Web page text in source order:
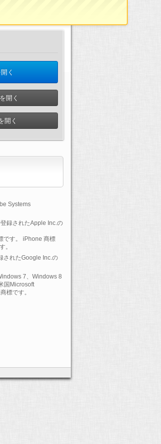
く
開く
開く
Systems
録されたApple Inc.の
です。 iPhone 商標
。
されたGoogle Inc.の
7、Windows 8
国Microsoft
標です。